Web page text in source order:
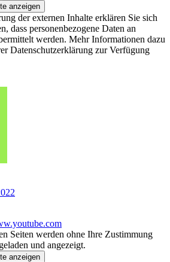
anzeigen
der externen Inhalte erklären Sie sich
dass personenbezogene Daten an
werden. Mehr Informationen dazu
Datenschutzerklärung zur Verfügung
Seiten werden ohne Ihre Zustimmung
und angezeigt.
anzeigen